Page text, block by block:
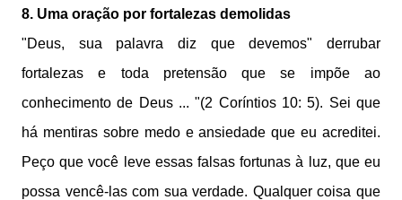
8. Uma oração por fortalezas demolidas
"Deus, sua palavra diz que devemos" derrubar
fortalezas e toda pretensão que se impõe ao
conhecimento de Deus ... "(2 Coríntios 10: 5). Sei que
há mentiras sobre medo e ansiedade que eu acreditei.
Peço que você leve essas falsas fortunas à luz, que eu
possa vencê-las com sua verdade. Qualquer coisa que